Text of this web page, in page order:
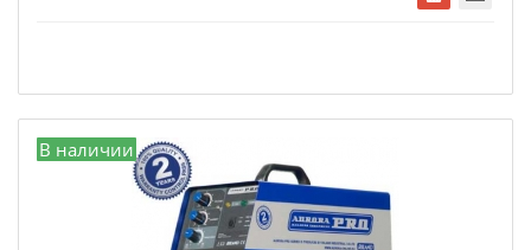
В наличии